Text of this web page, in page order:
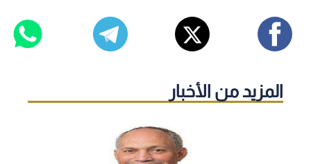
المزيد من الأخبار